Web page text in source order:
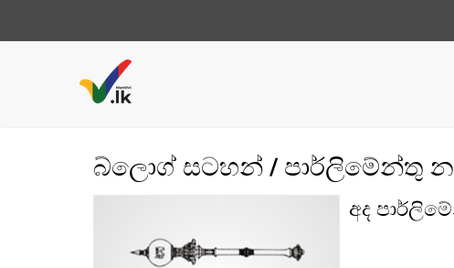
බ්ලොග් සටහන් / පාර්ලිමේන්තු
අද